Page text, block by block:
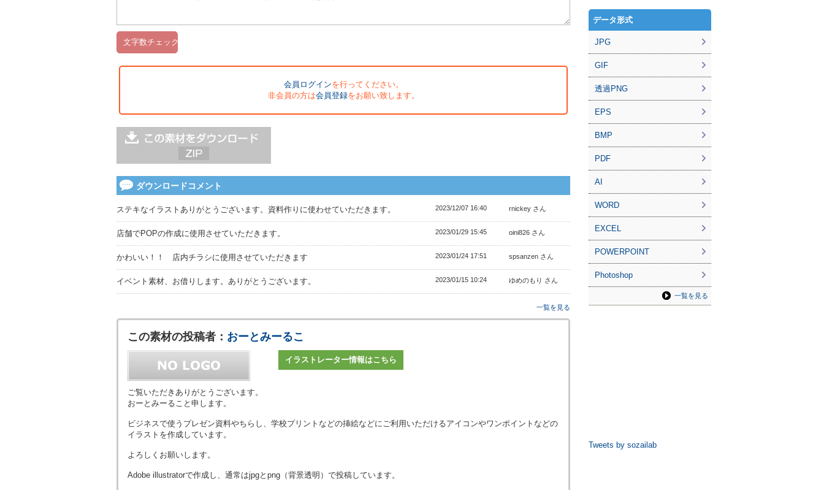
会員ログインを行ってください。
非会員の方は会員登録をお願い致します。
ダウンロードコメント
ステキなイラストありがとうございます。資料作りに使わせていただきます。 2023/12/07 16:40 rnickey さん
店舗でPOPの作成に使用させていただきます。 2023/01/29 15:45 oini826 さん
かわいい！！ 店内チラシに使用させていただきます 2023/01/24 17:51 spsanzen さん
イベント素材、お借りします。ありがとうございます。 2023/01/15 10:24 ゆめのもり さん
一覧を見る
この素材の投稿者： おーとみーるこ
イラストレーター情報はこちら
ご覧いただきありがとうございます。
おーとみーること申します。
ビジネスで使うプレゼン資料やちらし、学校プリントなどの挿絵などにご利用いただけるアイコンやワンポイントなどの
イラストを作成しています。
よろしくお願いします。
Adobe illustratorで作成し、通常はjpgとpng（背景透明）で投稿しています。
データ形式
JPG
GIF
透過PNG
EPS
BMP
PDF
AI
WORD
EXCEL
POWERPOINT
Photoshop
一覧を見る
Tweets by sozailab